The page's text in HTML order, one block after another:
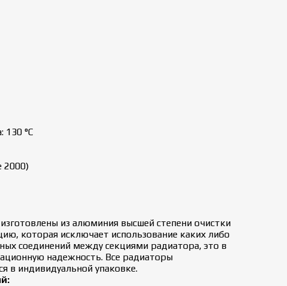
130 °C
2000)
из алюминия высшей степени очистки
которая исключает использование каких либо
соединений между секциями радиатора, это в
надежность. Все радиаторы
в индивидуальной упаковке.